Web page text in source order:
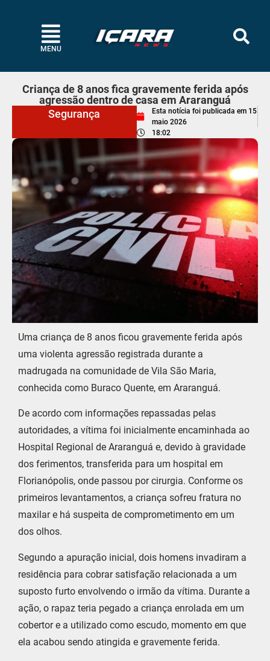
MENU
Criança de 8 anos fica gravemente ferida após
agressão dentro de casa em Araranguá
Segurança
Esta notícia foi publicada em 15
maio 2026
18:02
Uma criança de 8 anos ficou gravemente ferida após
uma violenta agressão registrada durante a
madrugada na comunidade de Vila São Maria,
conhecida como Buraco Quente, em Araranguá.
De acordo com informações repassadas pelas
autoridades, a vítima foi inicialmente encaminhada ao
Hospital Regional de Araranguá e, devido à gravidade
dos ferimentos, transferida para um hospital em
Florianópolis, onde passou por cirurgia. Conforme os
primeiros levantamentos, a criança sofreu fratura no
maxilar e há suspeita de comprometimento em um
dos olhos.
Segundo a apuração inicial, dois homens invadiram a
residência para cobrar satisfação relacionada a um
suposto furto envolvendo o irmão da vítima. Durante a
ação, o rapaz teria pegado a criança enrolada em um
cobertor e a utilizado como escudo, momento em que
ela acabou sendo atingida e gravemente ferida.